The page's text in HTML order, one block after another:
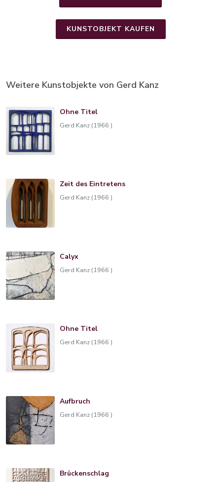
KUNSTOBJEKT KAUFEN
Weitere Kunstobjekte von Gerd Kanz
Ohne Titel
Gerd Kanz (1966 )
Zeit des Eintretens
Gerd Kanz (1966 )
Calyx
Gerd Kanz (1966 )
Ohne Titel
Gerd Kanz (1966 )
Aufbruch
Gerd Kanz (1966 )
Brückenschlag